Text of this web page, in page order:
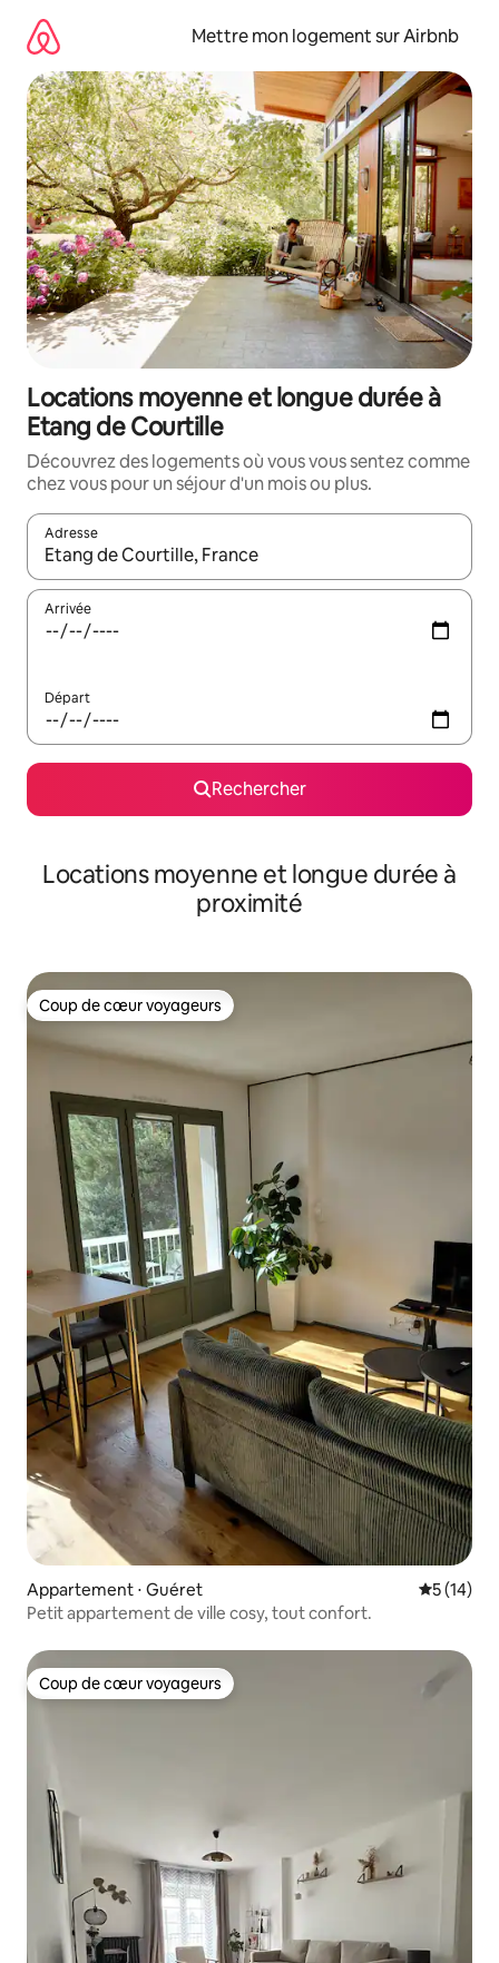
directement
contenu
Mettre mon logement sur Airbnb
Locations moyenne et longue durée à
Etang de Courtille
Découvrez des logements où vous vous sentez comme
chez vous pour un séjour d'un mois ou plus.
Adresse
Lorsque les résultats s'affichent, utilisez les flèches vers le
Arrivée
Départ
Rechercher
Locations moyenne et longue durée à
proximité
Coup de cœur voyageurs
Coup de cœur voyageurs
Appartement ⋅ Guéret
5 (14)
Petit appartement de ville cosy, tout confort.
Coup de cœur voyageurs
Coup de cœur voyageurs